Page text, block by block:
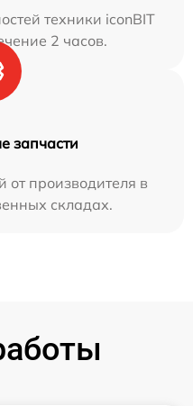
техники iconBIT
2 часов.
запчасти
от производителя в
складах.